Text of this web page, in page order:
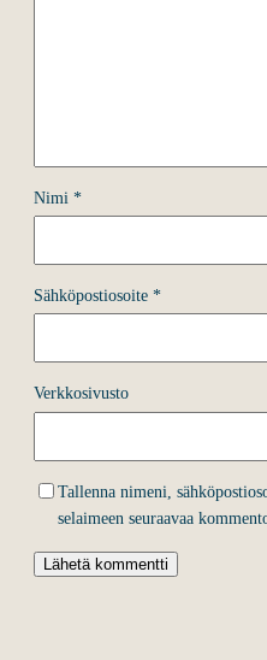
Nimi *
Sähköpostiosoite *
Verkkosivusto
Tallenna nimeni,
selaimeen seuraavaa